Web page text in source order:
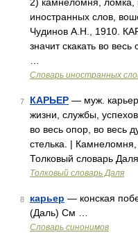
иностранных слов,
Чудинов А.Н., 1910.
значит скакать во
Словарь иностранных
7 КАРЬЕР — муж.
жизни, службы,
во весь опор, во весь
стелька. |
Толковый словарь
Толковый словарь Даля
8 карьер — конская
(Даль) См …
Словарь синонимов